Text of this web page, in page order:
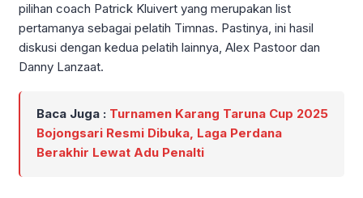
pilihan coach Patrick Kluivert yang merupakan list
pertamanya sebagai pelatih Timnas. Pastinya, ini hasil
diskusi dengan kedua pelatih lainnya, Alex Pastoor dan
Danny Lanzaat.
Baca Juga : Turnamen Karang Taruna Cup 2025
Bojongsari Resmi Dibuka, Laga Perdana
Berakhir Lewat Adu Penalti